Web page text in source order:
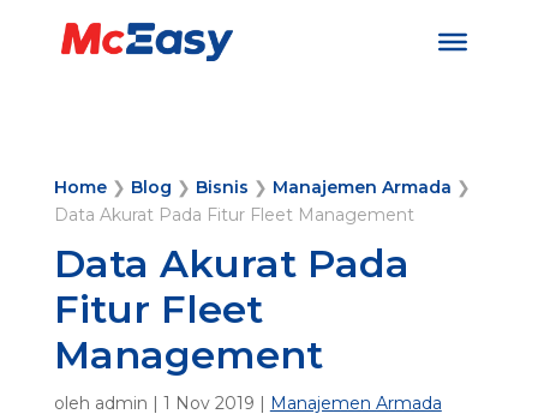
Home❯ Blog ❯ Bisnis ❯ Manajemen Armada ❯
Data Akurat Pada Fitur Fleet Management
Data Akurat Pada
Fitur Fleet
Management
oleh admin | 1 Nov 2019 | Manajemen Armada